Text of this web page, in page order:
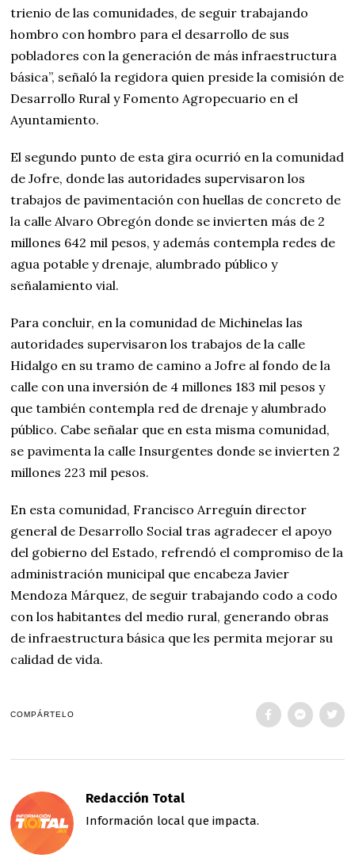
trienio de las comunidades, de seguir trabajando
hombro con hombro para el desarrollo de sus
pobladores con la generación de más infraestructura
básica”, señaló la regidora quien preside la comisión de
Desarrollo Rural y Fomento Agropecuario en el
Ayuntamiento.
El segundo punto de esta gira ocurrió en la comunidad
de Jofre, donde las autoridades supervisaron los
trabajos de pavimentación con huellas de concreto de
la calle Alvaro Obregón donde se invierten más de 2
millones 642 mil pesos, y además contempla redes de
agua potable y drenaje, alumbrado público y
señalamiento vial.
Para concluir, en la comunidad de Michinelas las
autoridades supervisaron los trabajos de la calle
Hidalgo en su tramo de camino a Jofre al fondo de la
calle con una inversión de 4 millones 183 mil pesos y
que también contempla red de drenaje y alumbrado
público. Cabe señalar que en esta misma comunidad,
se pavimenta la calle Insurgentes donde se invierten 2
millones 223 mil pesos.
En esta comunidad, Francisco Arreguín director
general de Desarrollo Social tras agradecer el apoyo
del gobierno del Estado, refrendó el compromiso de la
administración municipal que encabeza Javier
Mendoza Márquez, de seguir trabajando codo a codo
con los habitantes del medio rural, generando obras
de infraestructura básica que les permita mejorar su
calidad de vida.
COMPÁRTELO
Redacción Total
Información local que impacta.